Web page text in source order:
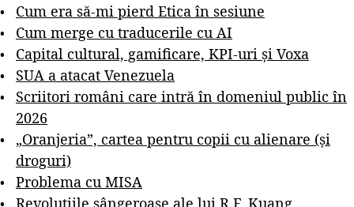
Cum era să-mi pierd Etica în sesiune
Cum merge cu traducerile cu AI
Capital cultural, gamificare, KPI-uri și Voxa
SUA a atacat Venezuela
Scriitori români care intră în domeniul public în
2026
„Oranjeria”, cartea pentru copii cu alienare (și
droguri)
Problema cu MISA
Revoluțiile sângeroase ale lui R.F. Kuang